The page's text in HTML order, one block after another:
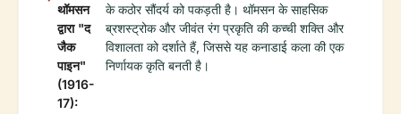
थॉमसन
द्वारा "द
जैक
पाइन"
(1916-
17):
के कठोर सौंदर्य को पकड़ती है। थॉमसन के साहसिक
ब्रशस्ट्रोक और जीवंत रंग प्रकृति की कच्ची शक्ति और
विशालता को दर्शाते हैं, जिससे यह कनाडाई कला की एक
निर्णायक कृति बनती है।